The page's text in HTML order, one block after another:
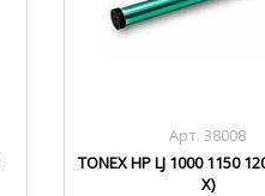
Арт. 38008
TONEX HP LJ 1000 1150
X)